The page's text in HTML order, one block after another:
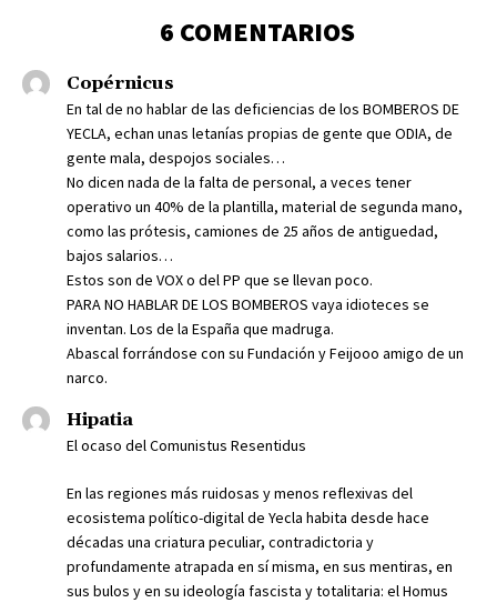
6 COMENTARIOS
Copérnicus
En tal de no hablar de las deficiencias de los BOMBEROS DE
YECLA, echan unas letanías propias de gente que ODIA, de
gente mala, despojos sociales…
No dicen nada de la falta de personal, a veces tener
operativo un 40% de la plantilla, material de segunda mano,
como las prótesis, camiones de 25 años de antiguedad,
bajos salarios…
Estos son de VOX o del PP que se llevan poco.
PARA NO HABLAR DE LOS BOMBEROS vaya idioteces se
inventan. Los de la España que madruga.
Abascal forrándose con su Fundación y Feijooo amigo de un
narco.
Hipatia
El ocaso del Comunistus Resentidus
En las regiones más ruidosas y menos reflexivas del
ecosistema político-digital de Yecla habita desde hace
décadas una criatura peculiar, contradictoria y
profundamente atrapada en sí misma, en sus mentiras, en
sus bulos y en su ideología fascista y totalitaria: el Homus